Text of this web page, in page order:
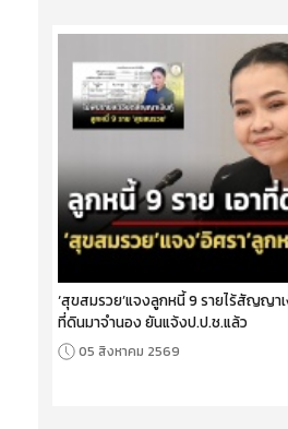
‘สุขสมรวย’แจงลูกหนี้ 9 รายไร้สัญญาเ
ที่ดินมาจำนอง ยันแจ้งป.ป.ช.แล้ว
05 สิงหาคม 2569